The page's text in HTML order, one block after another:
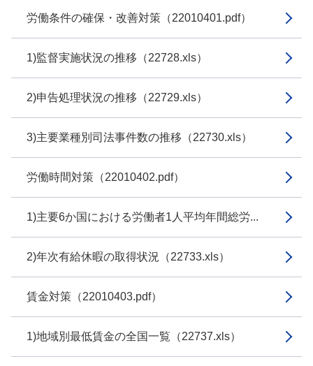
労働条件の確保・改善対策（22010401.pdf）
1)監督実施状況の推移（22728.xls）
2)申告処理状況の推移（22729.xls）
3)主要業種別司法事件数の推移（22730.xls）
労働時間対策（22010402.pdf）
1)主要6か国における労働者1人平均年間総労...
2)年次有給休暇の取得状況（22733.xls）
賃金対策（22010403.pdf）
1)地域別最低賃金の全国一覧（22737.xls）